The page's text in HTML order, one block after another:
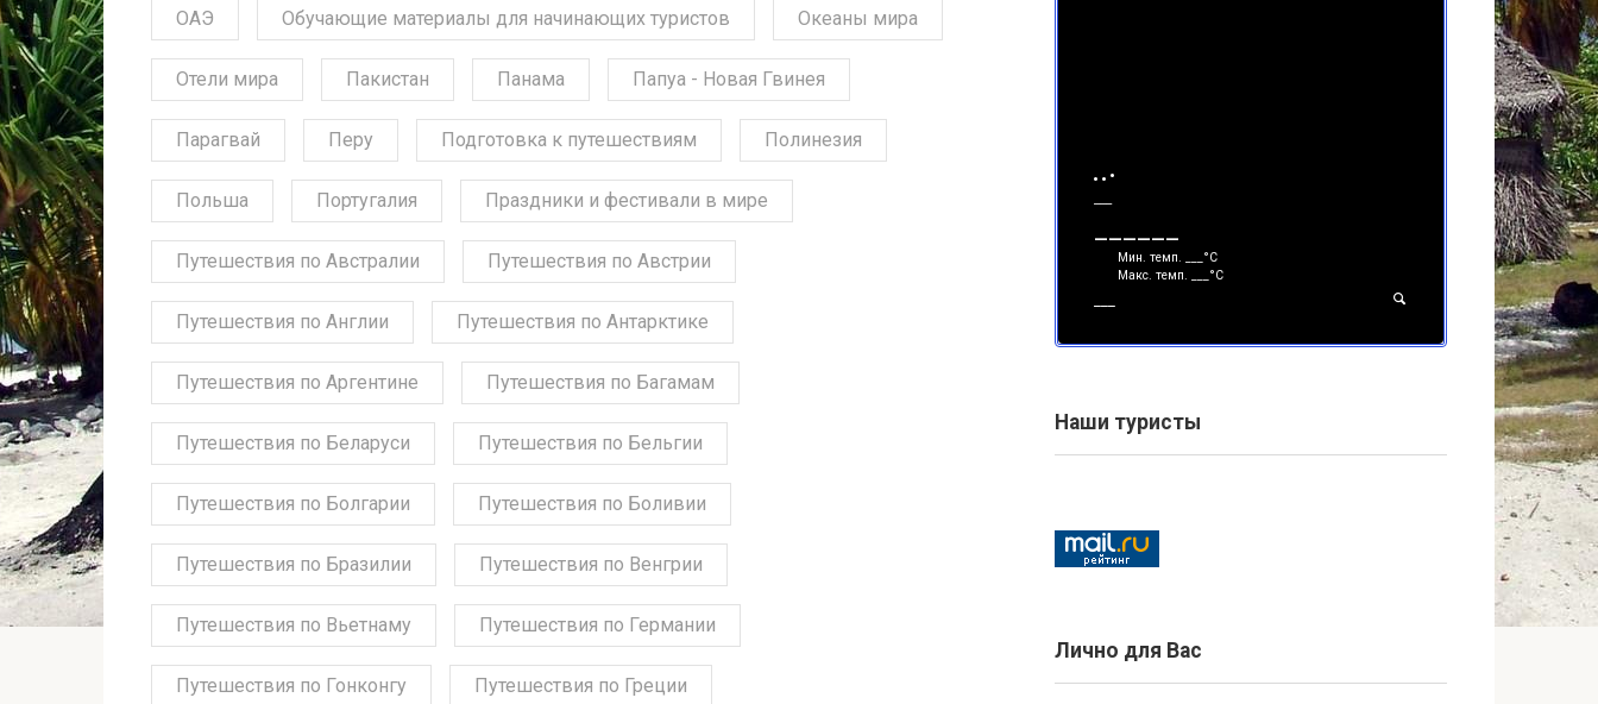
ОАЭ Обучающие материалы для начинающих туристов Океаны мира
Отели мира Пакистан Панама Папуа - Новая Гвинея
Парагвай Перу Подготовка к путешествиям Полинезия
Польша Португалия Праздники и фестивали в мире
Путешествия по Австралии Путешествия по Австрии
Путешествия по Англии Путешествия по Антарктике
Путешествия по Аргентине Путешествия по Багамам
Путешествия по Беларуси Путешествия по Бельгии
Путешествия по Болгарии Путешествия по Боливии
Путешествия по Бразилии Путешествия по Венгрии
Путешествия по Вьетнаму Путешествия по Германии
Путешествия по Гонконгу Путешествия по Греции
Мин. темп.
°С
Макс. темп.
°С
Наши туристы
Лично для Вас